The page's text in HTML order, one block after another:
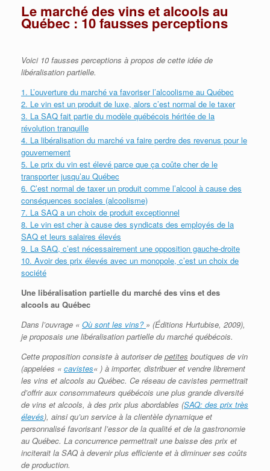
Le marché des vins et alcools au
Québec : 10 fausses perceptions
Voici 10 fausses perceptions à propos de cette idée de
libéralisation partielle.
1. L’ouverture du marché va favoriser l’alcoolisme au Québec
2. Le vin est un produit de luxe, alors c’est normal de le taxer
3. La SAQ fait partie du modèle québécois héritée de la
révolution tranquille
4. La libéralisation du marché va faire perdre des revenus pour le
gouvernement
5. Le prix du vin est élevé parce que ça coûte cher de le
transporter jusqu’au Québec
6. C’est normal de taxer un produit comme l’alcool à cause des
conséquences sociales (alcoolisme)
7. La SAQ a un choix de produit exceptionnel
8. Le vin est cher à cause des syndicats des employés de la
SAQ et leurs salaires élevés
9. La SAQ, c’est nécessairement une opposition gauche-droite
10. Avoir des prix élevés avec un monopole, c’est un choix de
société
Une libéralisation partielle du marché des vins et des
alcools au Québec
Dans l’ouvrage « Où sont les vins? » (Éditions Hurtubise, 2009),
je proposais une libéralisation partielle du marché québécois.
Cette proposition consiste à autoriserde petites boutiques de vin
(appelées « cavistes« ) à importer, distribuer et vendre librement
les vins et alcools au Québec. Ce réseau de cavistes permettrait
d’offrir aux consommateurs québécois une plus grande diversité
de vins et alcools, à des prix plus abordables (SAQ: des prix très
élevés), ainsi qu’un service à la clientèle dynamique et
personnalisé favorisant l’essor de la qualité et de la gastronomie
au Québec. La concurrence permettrait une baisse des prix et
inciterait la SAQ à devenir plus efficiente et à diminuer ses coûts
de production.